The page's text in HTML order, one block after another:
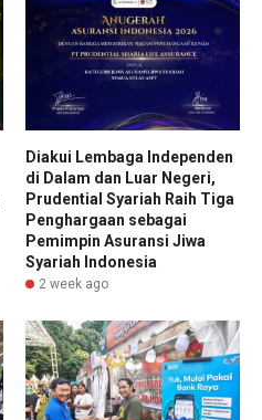
Diakui Lembaga Independen
di Dalam dan Luar Negeri,
Prudential Syariah Raih Tiga
Penghargaan sebagai
Pemimpin Asuransi Jiwa
Syariah Indonesia
2 week ago